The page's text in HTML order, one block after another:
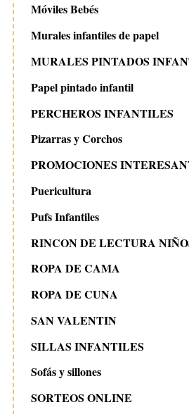
Móviles Bebés
Murales infantiles de papel
MURALES PINTADOS
Papel pintado infantil
PERCHEROS INFANTILES
Pizarras y Corchos
PROMOCIONES
Puericultura
Pufs Infantiles
RINCON DE LECTURA
ROPA DE CAMA
ROPA DE CUNA
SAN VALENTIN
SILLAS INFANTILES
Sofás y sillones
SORTEOS ONLINE